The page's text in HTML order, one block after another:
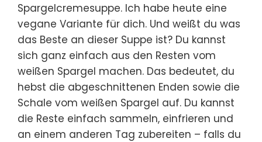
Spargelcremesuppe. Ich habe heute eine
vegane Variante für dich. Und weißt du was
das Beste an dieser Suppe ist? Du kannst
sich ganz einfach aus den Resten vom
weißen Spargel machen. Das bedeutet, du
hebst die abgeschnittenen Enden sowie die
Schale vom weißen Spargel auf. Du kannst
die Reste einfach sammeln, einfrieren und
an einem anderen Tag zubereiten – falls du